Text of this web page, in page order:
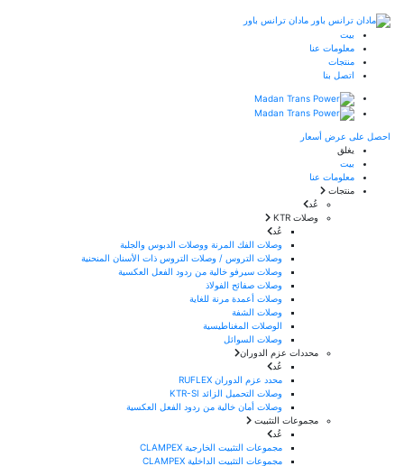
مادان ترانس باور
بيت
معلومات عنا
منتجات
اتصل بنا
احصل على عرض أسعار
يغلق
بيت
معلومات عنا
منتجات
عُد
وصلات KTR
عُد
وصلات الفك المرنة ووصلات الدبوس والجلبة
وصلات التروس / وصلات التروس ذات الأسنان المنحنية
وصلات سيرفو خالية من ردود الفعل العكسية
وصلات صفائح الفولاذ
وصلات أعمدة مرنة للغاية
وصلات الشفة
الوصلات المغناطيسية
وصلات السوائل
محددات عزم الدوران
عُد
محدد عزم الدوران RUFLEX
وصلات التحميل الزائد KTR-SI
وصلات أمان خالية من ردود الفعل العكسية
مجموعات التثبيت
عُد
مجموعات التثبيت الخارجية CLAMPEX
مجموعات التثبيت الداخلية CLAMPEX